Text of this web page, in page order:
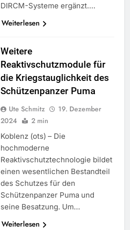
DIRCM-Systeme ergänzt….
Weiterlesen
Weitere
Reaktivschutzmodule für
die Kriegstauglichkeit des
Schützenpanzer Puma
Ute Schmitz
19. Dezember
2024
2 min
Koblenz (ots) – Die
hochmoderne
Reaktivschutztechnologie bildet
einen wesentlichen Bestandteil
des Schutzes für den
Schützenpanzer Puma und
seine Besatzung. Um…
Weiterlesen